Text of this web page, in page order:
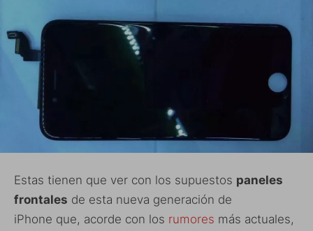
Estas tienen que ver con los supuestos paneles
frontales de esta nueva generación de
iPhone que, acorde con los rumores más actuales,